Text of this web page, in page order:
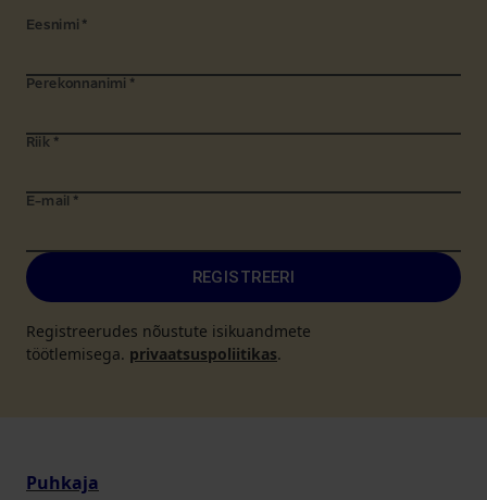
Eesnimi *
Perekonnanimi *
Riik *
E-mail *
REGISTREERI
Registreerudes nõustute isikuandmete
töötlemisega. privaatsuspoliitikas.
Puhkaja